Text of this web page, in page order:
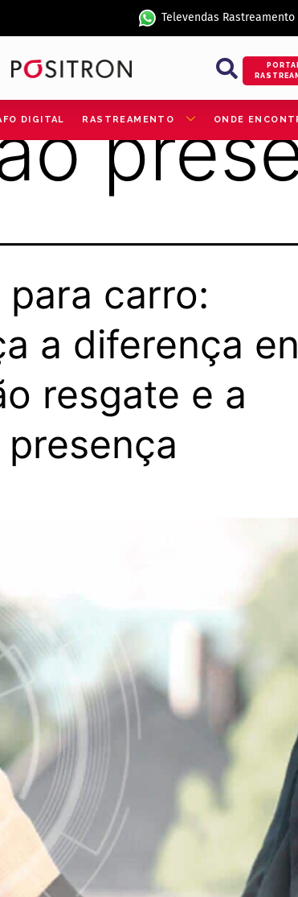
Televendas
DIGITAL RASTREAMENTO ONDE
para carro:
a diferença
resgate e a